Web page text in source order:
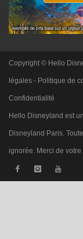
Copyright © Hello
légales - Politique de
Confidentialité
Hello Disneyland est
Disneyland Paris.
ignorée. Merci de